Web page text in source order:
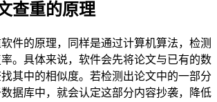
查重的原理
件的原理，同样是通过计算机算法，检测
。具体来说，软件会先将论文与已有的数
其中的相似度。若检测出论文中的一部分
据库中，就会认定这部分内容抄袭，降低